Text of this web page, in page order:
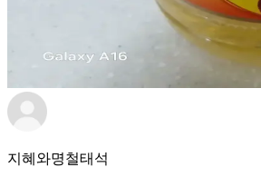
지혜와명철태석